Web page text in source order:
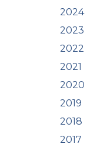
2024
2023
2022
2021
2020
2019
2018
2017